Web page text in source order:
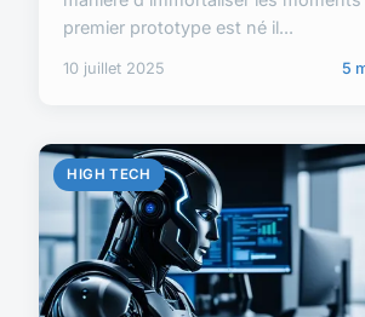
premier prototype est né il...
10 juillet 2025 5
HIGH TECH